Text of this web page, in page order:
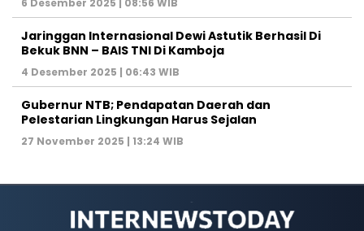
Jaringgan Internasional Dewi Astutik Berhasil Di
Bekuk BNN – BAIS TNI Di Kamboja
4 Desember 2025 | 06:43 WIB
Gubernur NTB; Pendapatan Daerah dan
Pelestarian Lingkungan Harus Sejalan
27 November 2025 | 13:24 WIB